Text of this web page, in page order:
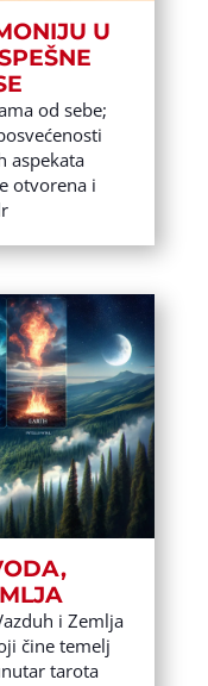
U
od sebe;
aspekata
otvorena i
i Zemlja
čine temelj
tarota